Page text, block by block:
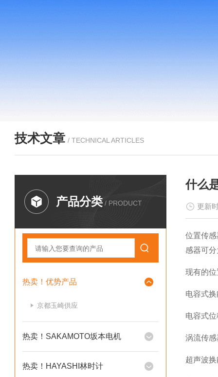
技术文章 / TECHNICAL ARTICLES
产品分类 / PRODUCT
热卖！优势产品
京都玉崎供应
热卖！SAKAMOTO坂本电机
热卖！HAYASHI林时计
什么
更新
位置传
感器可
现有的
电容式
电容式
涡流传感
超声波